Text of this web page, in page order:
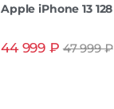
Apple iPhone 13
44 999 ₽ 47 999₽